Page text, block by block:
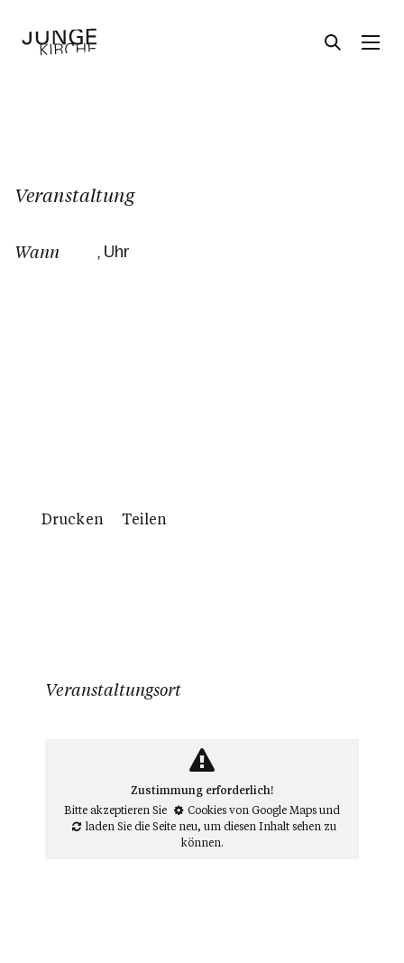
Themen
Veranstaltung
Wann , Uhr
Drucken Teilen
Veranstaltungsort
Zustimmung erforderlich!
Bitte akzeptieren Sie
Cookies von Google Mapsund
laden Sie die Seite neu, um diesen Inhalt sehen zu
können.